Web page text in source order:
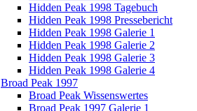
Hidden Peak 1998 Tagebuch
Hidden Peak 1998 Pressebericht
Hidden Peak 1998 Galerie 1
Hidden Peak 1998 Galerie 2
Hidden Peak 1998 Galerie 3
Hidden Peak 1998 Galerie 4
Broad Peak 1997
Broad Peak Wissenswertes
Broad Peak 1997 Galerie 1